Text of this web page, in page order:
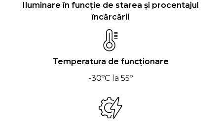
Iluminare în funcție de starea și procentajul
încărcării
Temperatura de funcționare
-30ºC la 55º